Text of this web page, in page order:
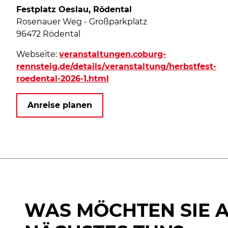
Festplatz Oeslau, Rödental
Rosenauer Weg - Großparkplatz
96472 Rödental
Webseite: veranstaltungen.coburg-
rennsteig.de/details/veranstaltung/herbstfest-
roedental-2026-1.html
Anreise planen
WAS MÖCHTEN SIE